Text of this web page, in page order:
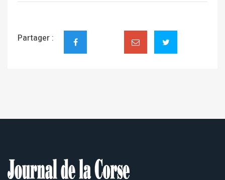
Partager :